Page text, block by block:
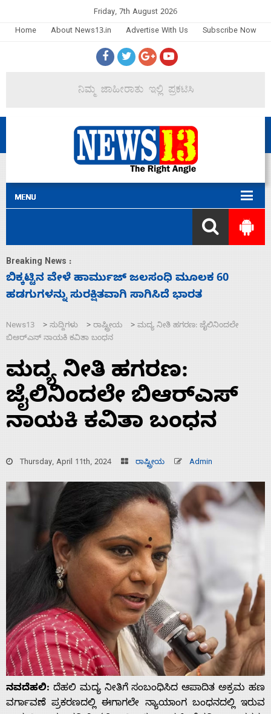
Friday, 7th August 2026
Home
About News13.in Advertise With Us Subscribe Now
Breaking News :
ನಾಗೇಂದ್ರ ರಾಜೀನಾಮೆ ಕೊಡದಿದ್ದರೆ ಸದನ ನಡೆಸಲು
ಬಿಡೆವು: ಛಲವಾದಿ ನಾರಾಯಣಸ್ವಾಮಿ
News13 > ಸುದ್ದಿಗಳು > ರಾಷ್ಟ್ರೀಯ > ಮದ್ಯ ನೀತಿ ಹಗರಣ: ಜೈಲಿನಿಂದಲೇ
ಬಿಆರ್‌ಎಸ್‌ ನಾಯಕಿ ಕವಿತಾ ಬಂಧನ
ಮದ್ಯ ನೀತಿ ಹಗರಣ:
ಜೈಲಿನಿಂದಲೇ ಬಿಆರ್‌ಎಸ್‌
ನಾಯಕಿ ಕವಿತಾ ಬಂಧನ
Thursday, April 11th, 2024 ರಾಷ್ಟ್ರೀಯ Admin
ನವದೆಹಲಿ: ದೆಹಲಿ ಮದ್ಯ ನೀತಿಗೆ ಸಂಬಂಧಿಸಿದ ಆಪಾದಿತ ಅಕ್ರಮ ಹಣ
ವರ್ಗಾವಣೆ ಪ್ರಕರಣದಲ್ಲಿ ಈಗಾಗಲೇ ನ್ಯಾಯಾಂಗ ಬಂಧನದಲ್ಲಿ ಇರುವ